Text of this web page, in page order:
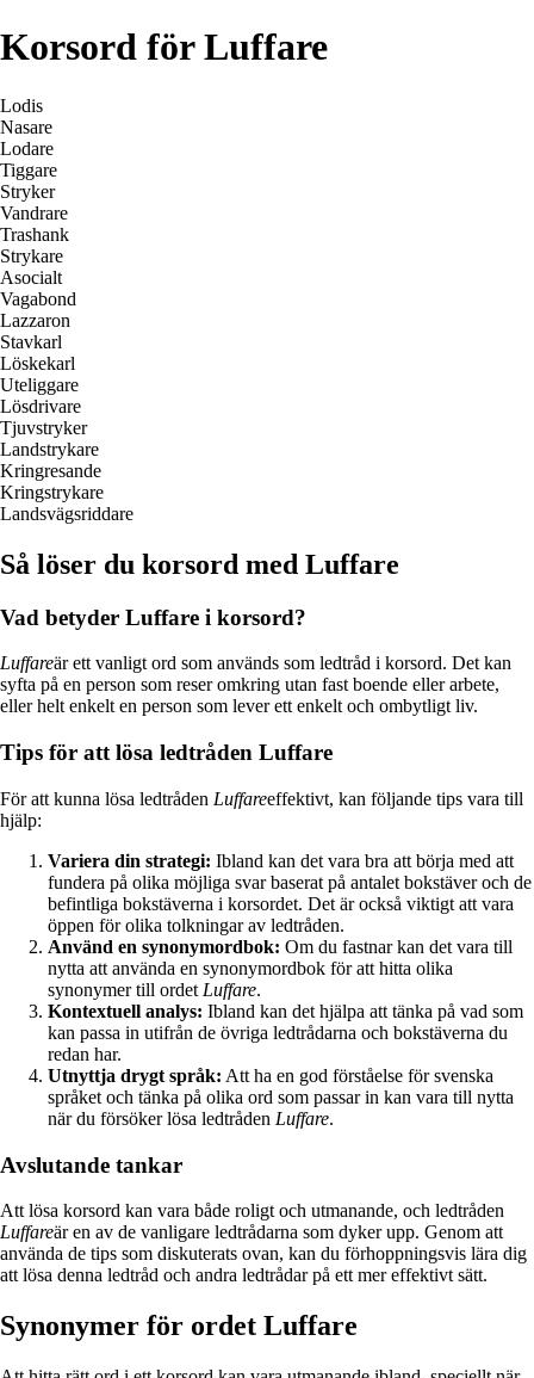
Korsord för Luffare
Lodis
Nasare
Lodare
Tiggare
Stryker
Vandrare
Trashank
Strykare
Asocialt
Vagabond
Lazzaron
Stavkarl
Löskekarl
Uteliggare
Lösdrivare
Tjuvstryker
Landstrykare
Kringresande
Kringstrykare
Landsvägsriddare
Så löser du korsord med Luffare
Vad betyder Luffare i korsord?
Luffareär ett vanligt ord som används som ledtråd i korsord. Det kan
syfta på en person som reser omkring utan fast boende eller arbete,
eller helt enkelt en person som lever ett enkelt och ombytligt liv.
Tips för att lösa ledtråden Luffare
För att kunna lösa ledtråden Luffareeffektivt, kan följande tips vara till
hjälp:
Variera din strategi: Ibland kan det vara bra att börja med att
fundera på olika möjliga svar baserat på antalet bokstäver och de
befintliga bokstäverna i korsordet. Det är också viktigt att vara
öppen för olika tolkningar av ledtråden.
Använd en synonymordbok: Om du fastnar kan det vara till
nytta att använda en synonymordbok för att hitta olika
synonymer till ordet Luffare.
Kontextuell analys: Ibland kan det hjälpa att tänka på vad som
kan passa in utifrån de övriga ledtrådarna och bokstäverna du
redan har.
Utnyttja drygt språk: Att ha en god förståelse för svenska
språket och tänka på olika ord som passar in kan vara till nytta
när du försöker lösa ledtråden Luffare.
Avslutande tankar
Att lösa korsord kan vara både roligt och utmanande, och ledtråden
Luffareär en av de vanligare ledtrådarna som dyker upp. Genom att
använda de tips som diskuterats ovan, kan du förhoppningsvis lära dig
att lösa denna ledtråd och andra ledtrådar på ett mer effektivt sätt.
Synonymer för ordet Luffare